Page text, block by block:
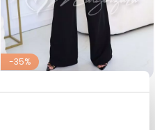
-35%
Czarny kombinezon damski z